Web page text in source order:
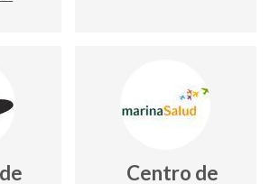
Centro de